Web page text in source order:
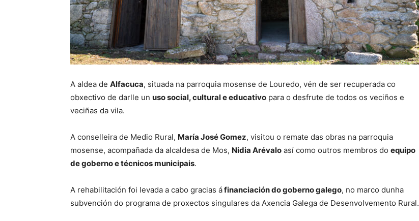
A aldea de Alfacuca, situada na parroquia mosense de Louredo, vén de ser recuperada co
obxectivo de darlle un uso social, cultural e educativo para o desfrute de todos os veciños e
veciñas da vila.
A conselleira de Medio Rural, María José Gomez, visitou o remate das obras na parroquia
mosense, acompañada da alcaldesa de Mos, Nidia Arévalo así como outros membros do equipo
de goberno e técnicos municipais.
A rehabilitación foi levada a cabo gracias áfinanciación do goberno galego, no marco dunha
subvención do programa de proxectos singulares da Axencia Galega de Desenvolvemento Rural.